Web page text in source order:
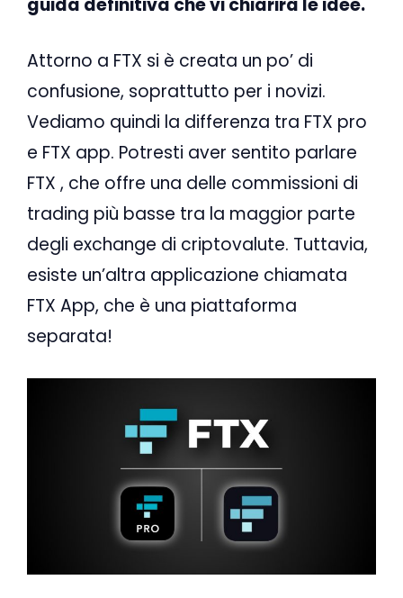
Attorno a FTX si è creata un po’ di
confusione, soprattutto per i novizi.
Vediamo quindi la differenza tra FTX pro
e FTX app. Potresti aver sentito parlare
FTX , che offre una delle commissioni di
trading più basse tra la maggior parte
degli exchange di criptovalute. Tuttavia,
esiste un’altra applicazione chiamata
FTX App, che è una piattaforma
separata!